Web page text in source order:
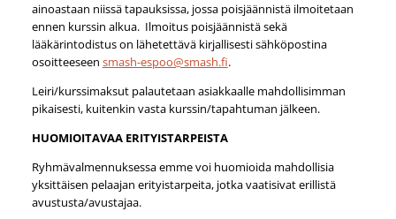
ainoastaan niissä tapauksissa, jossa poisjäännistä ilmoitetaan
ennen kurssin alkua. Ilmoitus poisjäännistä sekä
lääkärintodistus on lähetettävä kirjallisesti sähköpostina
osoitteeseen smash-espoo@smash.fi.
Leiri/kurssimaksut palautetaan asiakkaalle mahdollisimman
pikaisesti, kuitenkin vasta kurssin/tapahtuman jälkeen.
HUOMIOITAVAA ERITYISTARPEISTA
Ryhmävalmennuksessa emme voi huomioida mahdollisia
yksittäisen pelaajan erityistarpeita, jotka vaatisivat erillistä
avustusta/avustajaa.